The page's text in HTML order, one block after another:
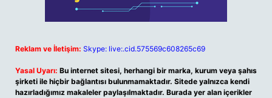
Reklam ve İletişim: Skype: live:.cid.575569c608265c69
Yasal Uyarı: Bu internet sitesi, herhangi bir marka, kurum veya şahıs
şirketi ile hiçbir bağlantısı bulunmamaktadır. Sitede yalnızca kendi
hazırladığımız makaleler paylaşılmaktadır. Burada yer alan içerikler